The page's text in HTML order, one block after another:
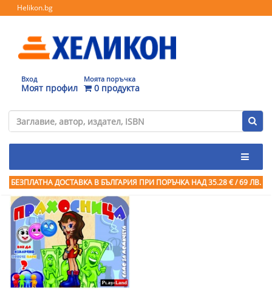
Helikon.bg
Вход
Моят профил
Моята поръчка
0 продукта
БЕЗПЛАТНА ДОСТАВКА В БЪЛГАРИЯ ПРИ ПОРЪЧКА НАД 35.28 € / 69 ЛВ.